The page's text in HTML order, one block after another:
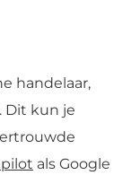
handelaar,
Dit kun je
als Google